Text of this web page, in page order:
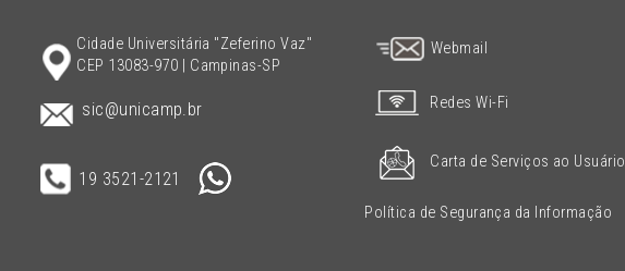
Cidade Universitária "Zeferino Vaz"
CEP 13083-970 | Campinas-SP
sic@unicamp.br
19 3521-2121
Webmail
Redes Wi-Fi
Carta de Serviços ao Usuário
Política de Segurança da Informação